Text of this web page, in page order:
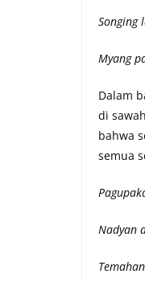
Songing
Myang
Dalam
di
bahwa
semua
Nadyan